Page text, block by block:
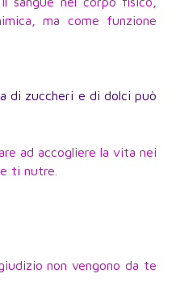
ma come funzione
di zuccheri e di dolci può
ad accogliere la vita nei
ti nutre.
non vengono da te